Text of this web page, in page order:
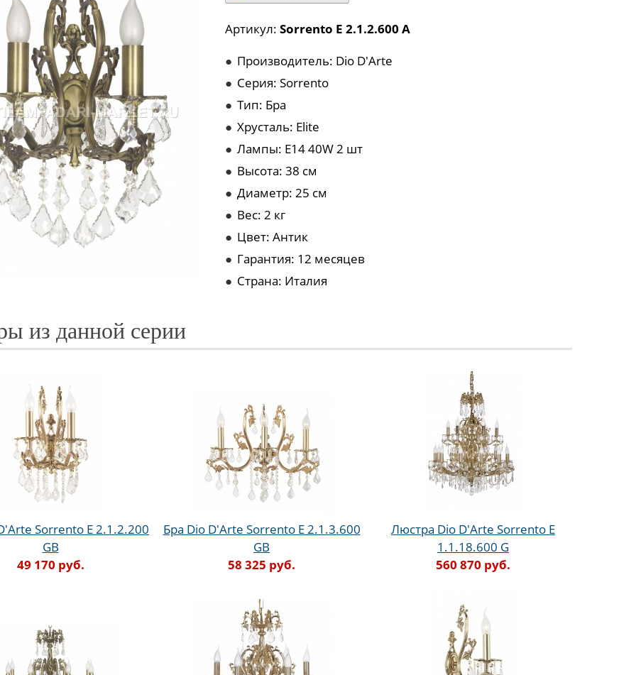
Артикул: Sorrento E 2.1.2.600 A
● Производитель: Dio D'Arte
● Серия: Sorrento
● Тип: Бра
● Хрусталь: Elite
● Лампы: E14 40W 2 шт
● Высота: 38 см
● Диаметр: 25 см
● Вес: 2 кг
● Цвет: Антик
● Гарантия: 12 месяцев
● Страна: Италия
из данной серии
Sorrento E 2.1.2.200
GB
49 170 руб.
Бра Dio D'Arte Sorrento E 2.1.3.600
GB
58 325 руб.
Люстра Dio D'Arte Sorrento E
1.1.18.600 G
560 870 руб.